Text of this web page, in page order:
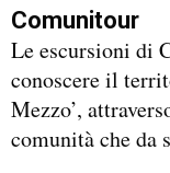
Comunitour
Le escursioni di
conoscere il
Mezzo’,
comunità che da